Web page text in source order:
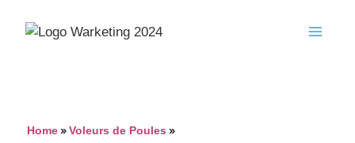
Home»Voleurs de Poules »